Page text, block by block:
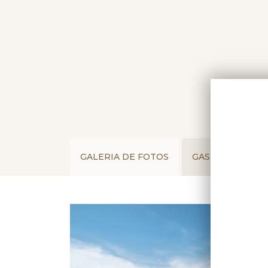
GALERIA DE FOTOS GASTRONOMIA